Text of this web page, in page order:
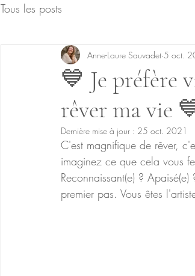
Tous les posts
💙 Je préfère
rêver ma vie
Anne-Laure Sauvadet 5 oct.
Dernière mise à jour : 25 oct. 2021
C'est magnifique de rêver,
imaginez ce que cela vous
Reconnaissant(e) ?
premier pas. Vous êtes